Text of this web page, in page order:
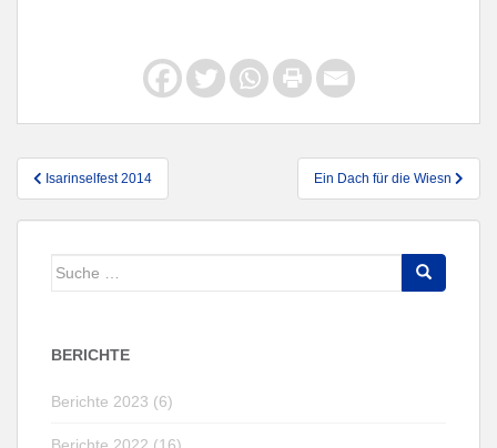
Beitragsnavigation
Isarinselfest 2014 Ein Dach für die Wiesn
Suche
BERICHTE
Berichte 2023 (6)
Berichte 2022 (16)